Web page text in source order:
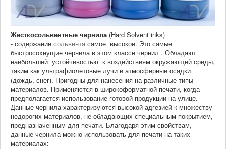
Жесткосольвентные чернила(Hard Solvent inks)
- содержание сольвентасамое высокое. Это самые
быстросохнущие чернила в этом классе чернил . Обладают
наибольшей устойчивостью к воздействиям окружающей среды,
таким как ультрафиолетовые лучи и атмосферные осадки
(дождь, снег). Пригодны для нанесения на различные типы
материалов. Применяются в широкоформатной печати, когда
предполагается использование готовой продукции на улице.
Данные чернила характеризуются высокой адгезией к множеству
недорогих материалов, не обладающих специальным покрытием,
предназначенным для печати. Благодаря этим свойствам,
данные чернила можно использовать для печати на таких
материалах: